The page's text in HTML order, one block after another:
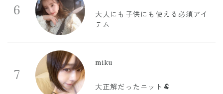
6
大人にも子供にも使える必須アイ
テム
7
miku
大正解だったニット🐏